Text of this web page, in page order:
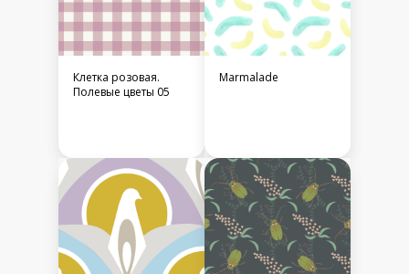
Клетка розовая.
Полевые цветы 05
Marmalade